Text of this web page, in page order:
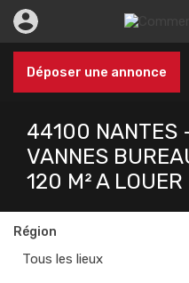
Déposer une annonce
44100 NANTES
VANNES
120 M² A LOUER
Région
Tous les lieux